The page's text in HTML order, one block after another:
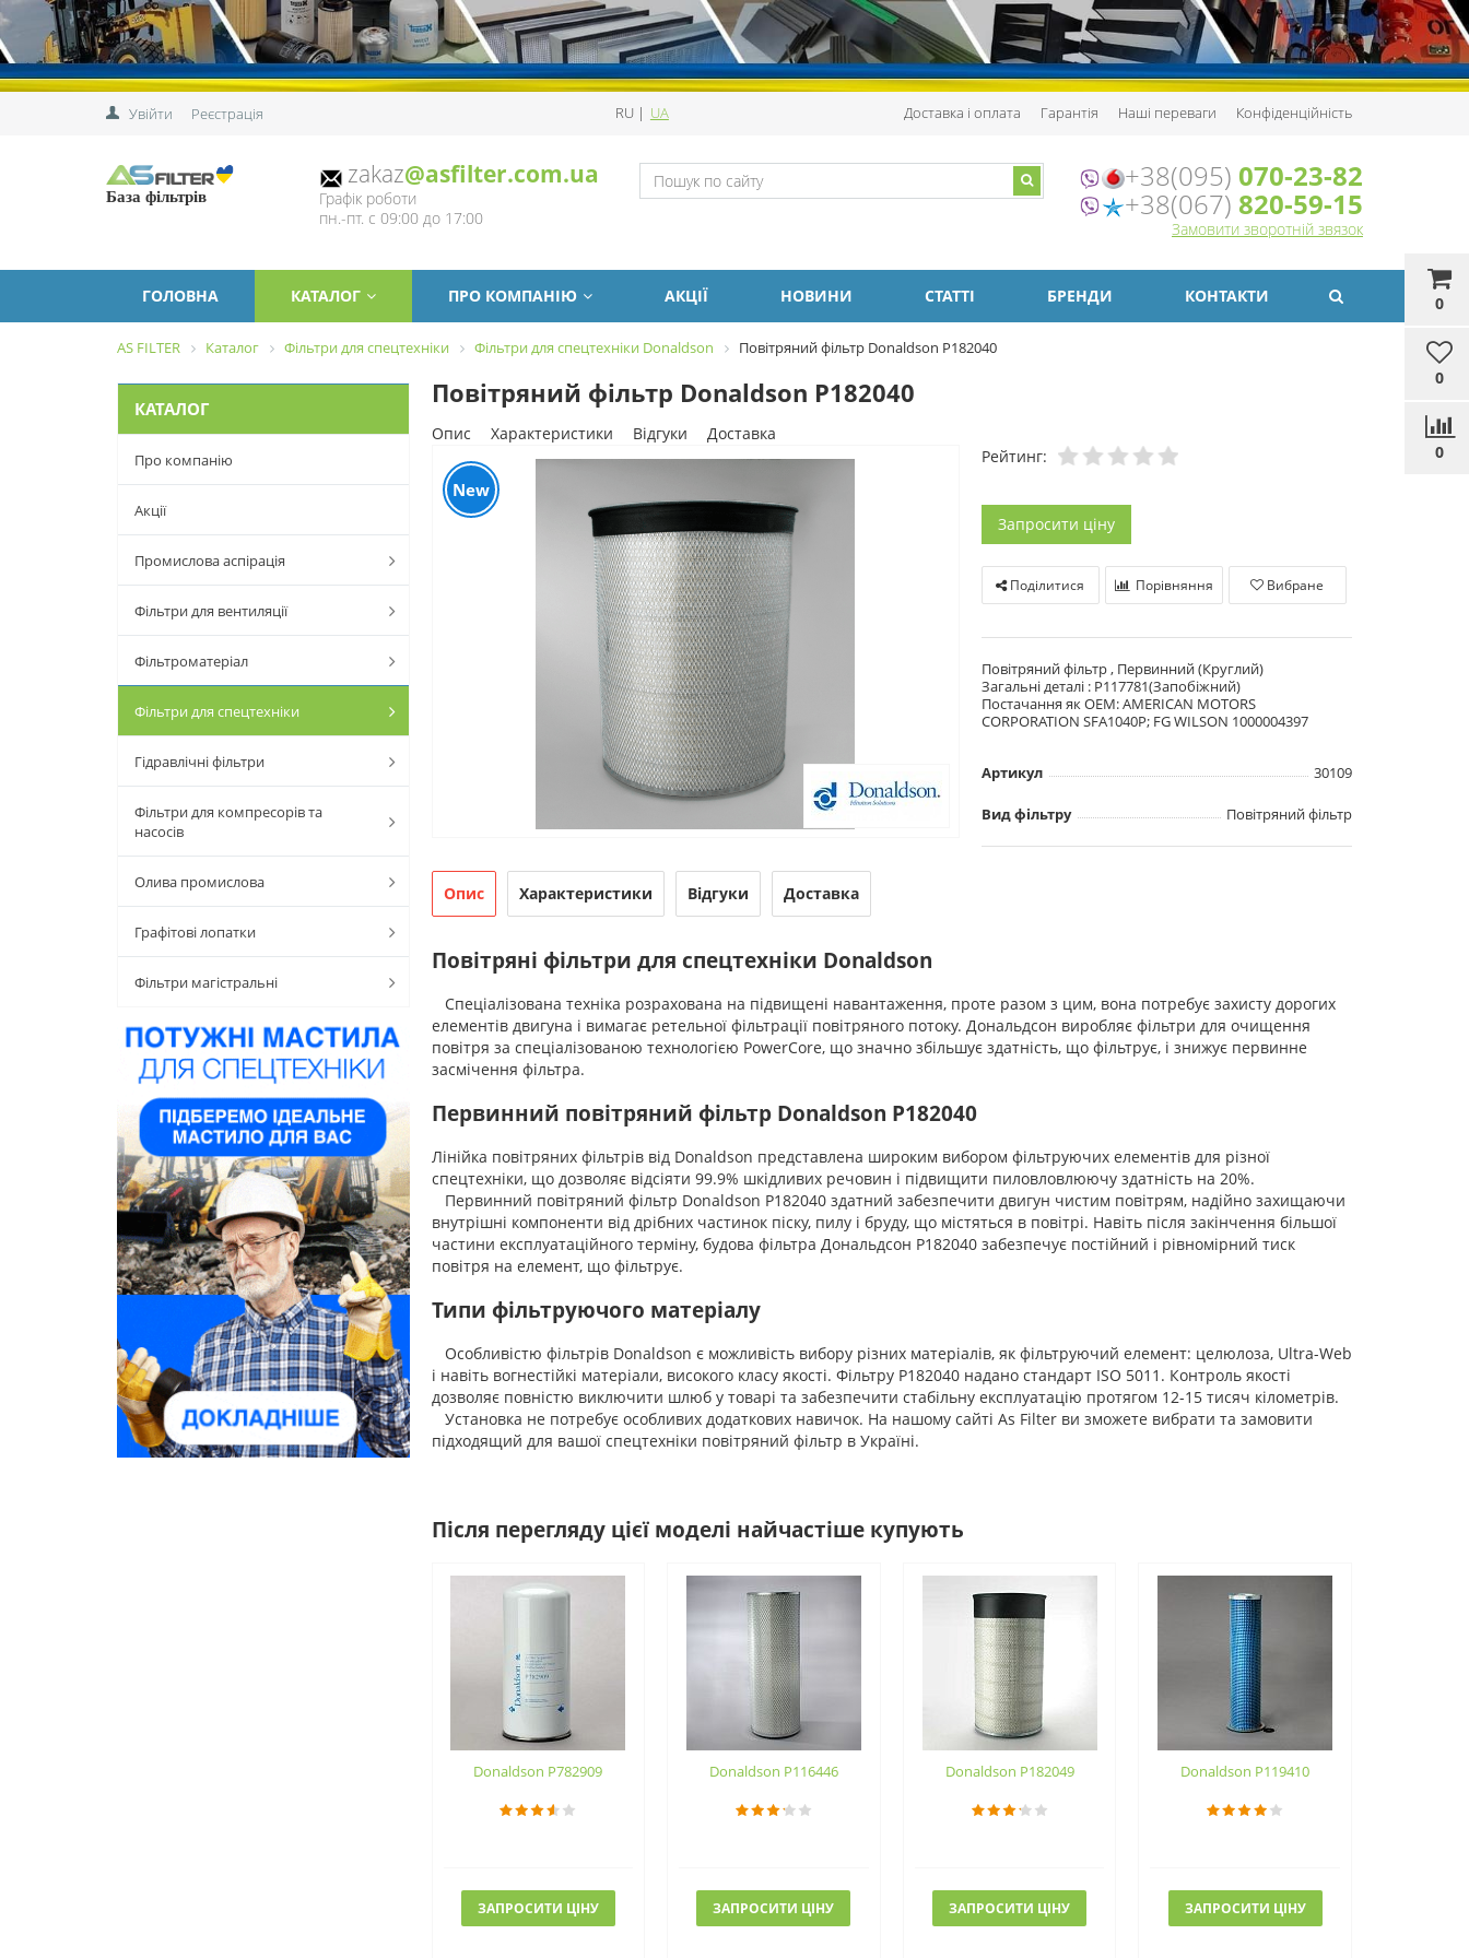
Увійти Реєстрація RU | UA Доставка і оплата Гарантія Наші переваги Конфіденційність
0
0
0
База фільтрів
zakaz@asfilter.com.ua
Графік роботи
пн.-пт. с 09:00 до 17:00
+38(095) 070-23-82
+38(067) 820-59-15
Замовити зворотній звязок
ГОЛОВНА КАТАЛОГ ПРО КОМПАНІЮ АКЦІЇ НОВИНИ СТАТТІ БРЕНДИ КОНТАКТИ
AS FILTER Каталог Фільтри для спецтехніки Фільтри для спецтехніки Donaldson Повітряний фільтр Donaldson P182040
КАТАЛОГ
Про компанію
Акції
Промислова аспірація
Фільтри для вентиляції
Фільтроматеріал
Фільтри для спецтехніки
Гідравлічні фільтри
Фільтри для компресорів та
насосів
Олива промислова
Графітові лопатки
Фільтри магістральні
Повітряний фільтр Donaldson P182040
Опис Характеристики Відгуки Доставка
New
Рейтинг:
Запросити ціну
Поділитися Порівняння Вибране
Повітряний фільтр , Первинний (Круглий)
Загальні деталі : P117781(Запобіжний)
Постачання як OEM: AMERICAN MOTORS
CORPORATION SFA1040P; FG WILSON 1000004397
Артикул 30109
Вид фільтру Повітряний фільтр
Опис Характеристики Відгуки Доставка
Повітряні фільтри для спецтехніки Donaldson
Спеціалізована техніка розрахована на підвищені навантаження, проте разом з цим, вона потребує захисту дорогих
елементів двигуна і вимагає ретельної фільтрації повітряного потоку. Дональдсон виробляє фільтри для очищення
повітря за спеціалізованою технологією PowerCore, що значно збільшує здатність, що фільтрує, і знижує первинне
засмічення фільтра.
Первинний повітряний фільтр Donaldson P182040
Лінійка повітряних фільтрів від Donaldson представлена ​​широким вибором фільтруючих елементів для різної
спецтехніки, що дозволяє відсіяти 99.9% шкідливих речовин і підвищити пиловловлюючу здатність на 20%.
Первинний повітряний фільтр Donaldson P182040 здатний забезпечити двигун чистим повітрям, надійно захищаючи
внутрішні компоненти від дрібних частинок піску, пилу і бруду, що містяться в повітрі. Навіть після закінчення більшої
частини експлуатаційного терміну, будова фільтра Дональдсон P182040 забезпечує постійний і рівномірний тиск
повітря на елемент, що фільтрує.
Типи фільтруючого матеріалу
Особливістю фільтрів Donaldson є можливість вибору різних матеріалів, як фільтруючий елемент: целюлоза, Ultra-Web
і навіть вогнестійкі матеріали, високого класу якості. Фільтру P182040 надано стандарт ISO 5011. Контроль якості
дозволяє повністю виключити шлюб у товарі та забезпечити стабільну експлуатацію протягом 12-15 тисяч кілометрів.
Установка не потребує особливих додаткових навичок. На нашому сайті As Filter ви зможете вибрати та замовити
підходящий для вашої спецтехніки повітряний фільтр в Україні.
Після перегляду цієї моделі найчастіше купують
Donaldson P782909
ЗАПРОСИТИ ЦІНУ
Donaldson P116446
ЗАПРОСИТИ ЦІНУ
Donaldson P182049
ЗАПРОСИТИ ЦІНУ
Donaldson P119410
ЗАПРОСИТИ ЦІНУ